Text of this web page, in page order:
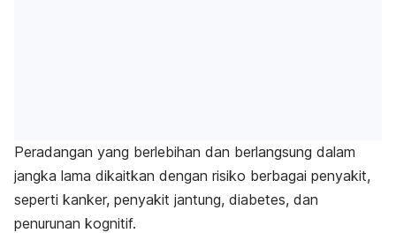
Peradangan yang berlebihan dan berlangsung dalam
jangka lama dikaitkan dengan risiko berbagai penyakit,
seperti kanker, penyakit jantung, diabetes, dan
penurunan kognitif.